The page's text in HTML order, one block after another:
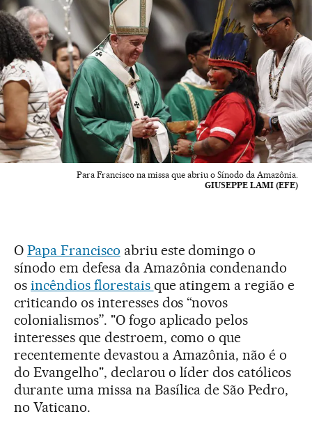
Para Francisco na missa que abriu o Sínodo da Amazônia.
GIUSEPPE LAMI (EFE)
O Papa Francisco abriu este domingo o
sínodo em defesa da Amazônia condenando
os incêndios florestais que atingem a região e
criticando os interesses dos “novos
colonialismos”. "O fogo aplicado pelos
interesses que destroem, como o que
recentemente devastou a Amazônia, não é o
do Evangelho", declarou o líder dos católicos
durante uma missa na Basílica de São Pedro,
no Vaticano.